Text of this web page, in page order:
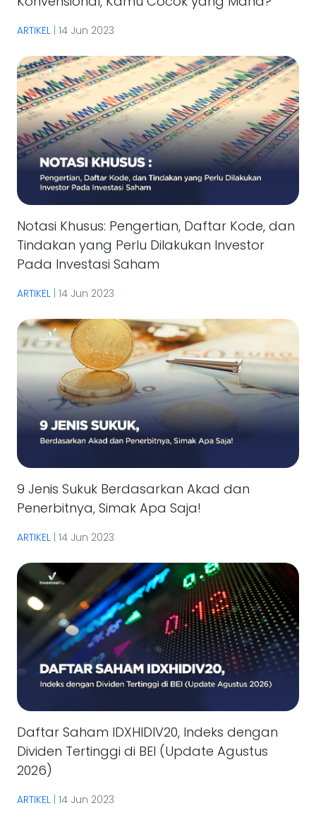
ARTIKEL 14 Jun 2023
Notasi Khusus: Pengertian, Daftar Kode, dan
Tindakan yang Perlu Dilakukan Investor
Pada Investasi Saham
ARTIKEL 14 Jun 2023
9 Jenis Sukuk Berdasarkan Akad dan
Penerbitnya, Simak Apa Saja!
ARTIKEL | 14 Jun 2023
Daftar Saham IDXHIDIV20, Indeks dengan
Dividen Tertinggi di BEI (Update Agustus
2026)
ARTIKEL 14 Jun 2023